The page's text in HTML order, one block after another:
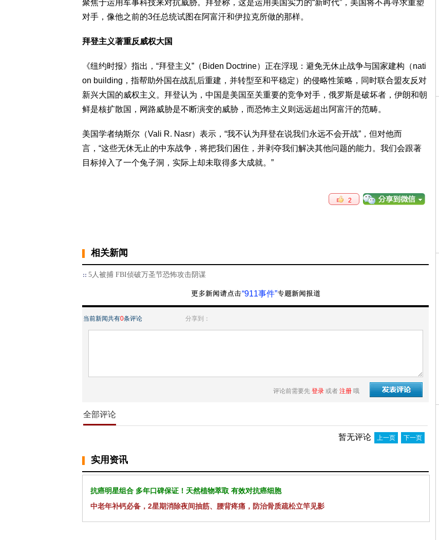
聚焦于运用军事科技来对抗威胁。拜登称，这是运用美国实力的“新时代”，美国将不再寻求重塑
对手，像他之前的3任总统试图在阿富汗和伊拉克所做的那样。
拜登主义著重反威权大国
《纽约时报》指出，“拜登主义”（Biden Doctrine）正在浮现：避免无休止战争与国家建构（nati
on building，指帮助外国在战乱后重建，并转型至和平稳定）的侵略性策略，同时联合盟友反对
新兴大国的威权主义。拜登认为，中国是美国至关重要的竞争对手，俄罗斯是破坏者，伊朗和朝
鲜是核扩散国，网路威胁是不断演变的威胁，而恐怖主义则远远超出阿富汗的范畴。
美国学者纳斯尔（Vali R. Nasr）表示，“我不认为拜登在说我们永远不会开战”，但对他而
言，“这些无休无止的中东战争，将把我们困住，并剥夺我们解决其他问题的能力。我们会跟著
目标掉入了一个兔子洞，实际上却未取得多大成就。”
2
相关新闻
5人被捕 FBI侦破万圣节恐怖攻击阴谋
“911事件”
当前新闻共有0条评论 分享到：
评论前需要先 登录 或者 注册 哦
全部评论
暂无评论 上一页 下一页
实用资讯
抗癌明星组合 多年口碑保证！天然植物萃取 有效对抗癌细胞
中老年补钙必备，2星期消除夜间抽筋、腰背疼痛，防治骨质疏松立竿见影